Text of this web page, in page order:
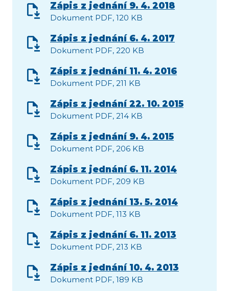
Zápis z jednání 9. 4. 2018
Dokument PDF, 120 KB
Zápis z jednání 6. 4. 2017
Dokument PDF, 220 KB
Zápis z jednání 11. 4. 2016
Dokument PDF, 211 KB
Zápis z jednání 22. 10. 2015
Dokument PDF, 214 KB
Zápis z jednání 9. 4. 2015
Dokument PDF, 206 KB
Zápis z jednání 6. 11. 2014
Dokument PDF, 209 KB
Zápis z jednání 13. 5. 2014
Dokument PDF, 113 KB
Zápis z jednání 6. 11. 2013
Dokument PDF, 213 KB
Zápis z jednání 10. 4. 2013
Dokument PDF, 189 KB